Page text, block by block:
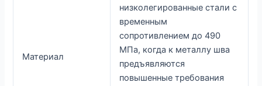
Материал
низколегированные стали с
временным
сопротивлением до 490
МПа, когда к металлу шва
предъявляются
повышенные требования